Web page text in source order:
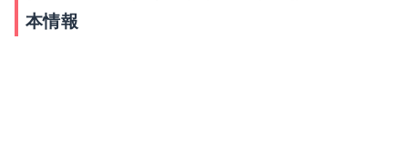
本情報